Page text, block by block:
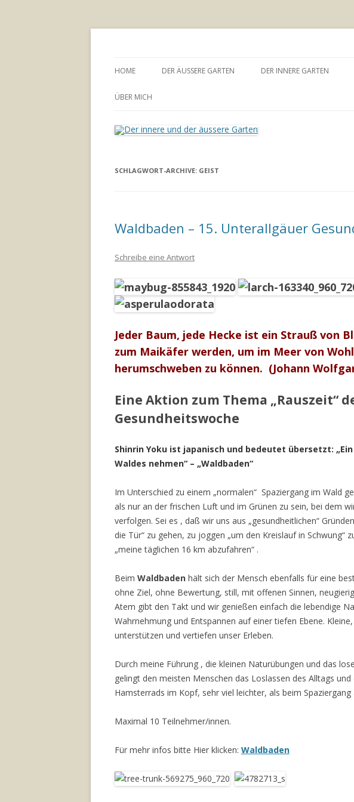
HOME DER ÄUSSERE GARTEN DER INNERE GARTEN
ÜBER MICH
SCHLAGWORT-ARCHIVE: GEIST
Waldbaden – 15. Unterallgäuer
Schreibe eine Antwort
Jeder Baum, jede Hecke ist ein Strauß von
zum Maikäfer werden, um im Meer von
herumschweben zu können. (Johann
Eine Aktion zum Thema „Rauszeit“
Gesundheitswoche
Shinrin Yoku ist japanisch und bedeutet übersetzt:
Waldes nehmen“ – „Waldbaden“
Im Unterschied zu einem „normalen“ Spaziergang im Wald
als nur an der frischen Luft und im Grünen zu sein, bei dem
verfolgen. Sei es , daß wir uns aus „gesundheitlichen“
die Tür“ zu gehen, zu joggen „um den Kreislauf in Schwung“
„meine täglichen 16 km abzufahren“ .
Beim Waldbaden hält sich der Mensch ebenfalls für eine
ohne Ziel, ohne Bewertung, still, mit offenen Sinnen,
Atem gibt den Takt und wir genießen einfach die lebendige
Wahrnehmung und Entspannen auf einer tiefen Ebene.
unterstützen und vertiefen unser Erleben.
Durch meine Führung , die kleinen Naturübungen und das
gelingt den meisten Menschen das Loslassen des Alltags
Hamsterrads im Kopf, sehr viel leichter, als beim
Maximal 10 Teilnehmer/innen.
Für mehr infos bitte Hier klicken: Waldbaden